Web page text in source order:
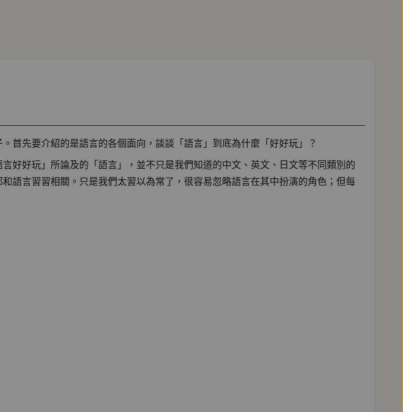
首先要介紹的是語言的各個面向，談談「語言」到底為什麼「好好玩」？
好好玩」所論及的「語言」，並不只是我們知道的中文、英文、日文等不同類別的
語言習習相關。只是我們太習以為常了，很容易忽略語言在其中扮演的角色；但每